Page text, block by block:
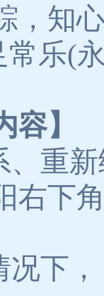
，知
常乐(
容】
、重
右下
况下